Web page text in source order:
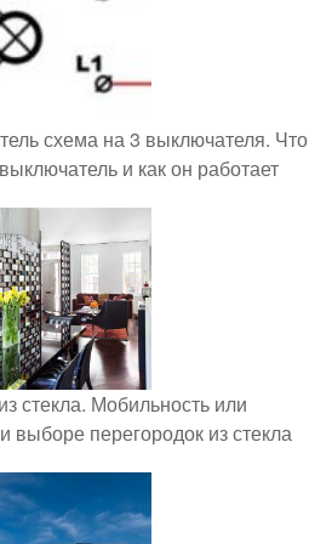
схема на 3 выключателя. Что
и как он работает
стекла. Мобильность или
выборе перегородок из стекла